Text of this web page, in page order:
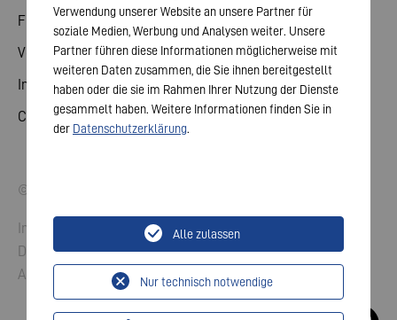
Finanzkalender
Veröffentlichungen
Investorenkontakt
Corporate Governance
© 2026 VARTA AG. Alle Rechte vorbehalten.
Impressum
Datenschutz
AGB
Verwendung unserer Website an unsere Partner für
soziale Medien, Werbung und Analysen weiter. Unsere
Partner führen diese Informationen möglicherweise mit
weiteren Daten zusammen, die Sie ihnen bereitgestellt
haben oder die sie im Rahmen Ihrer Nutzung der Dienste
gesammelt haben. Weitere Informationen finden Sie in
der Datenschutzerklärung.
Nur technisch notwendige
Alle zulassen